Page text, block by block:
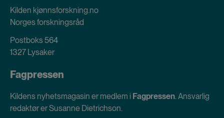
Kilden kjønnsforskning.no
Norges forskningsråd
Postboks 564
1327 Lysaker
Fagpressen
Kildens nyhetsmagasin er medlem i Fagpressen. Ansvarlig
redaktør er Susanne Dietrichson.